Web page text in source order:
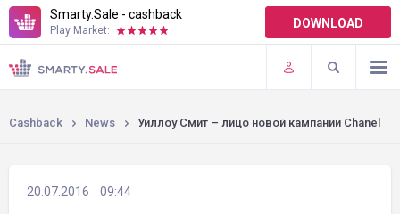
Smarty.Sale - cashback
Play Market: DOWNLOAD
TERMS OF USE
PLUGINS
Cashback News Уиллоу Смит – лицо новой кампании Chanel
20.07.2016 09:44